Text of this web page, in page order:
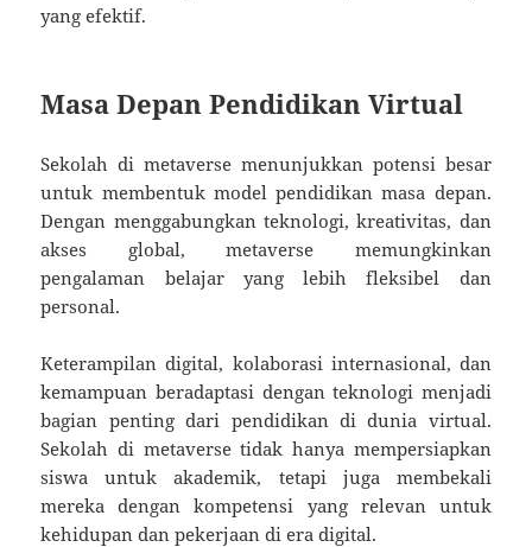
yang efektif.
Masa Depan Pendidikan Virtual
Sekolah di metaverse menunjukkan potensi besar
untuk membentuk model pendidikan masa depan.
Dengan menggabungkan teknologi, kreativitas, dan
akses global, metaverse memungkinkan
pengalaman belajar yang lebih fleksibel dan
personal.
Keterampilan digital, kolaborasi internasional, dan
kemampuan beradaptasi dengan teknologi menjadi
bagian penting dari pendidikan di dunia virtual.
Sekolah di metaverse tidak hanya mempersiapkan
siswa untuk akademik, tetapi juga membekali
mereka dengan kompetensi yang relevan untuk
kehidupan dan pekerjaan di era digital.